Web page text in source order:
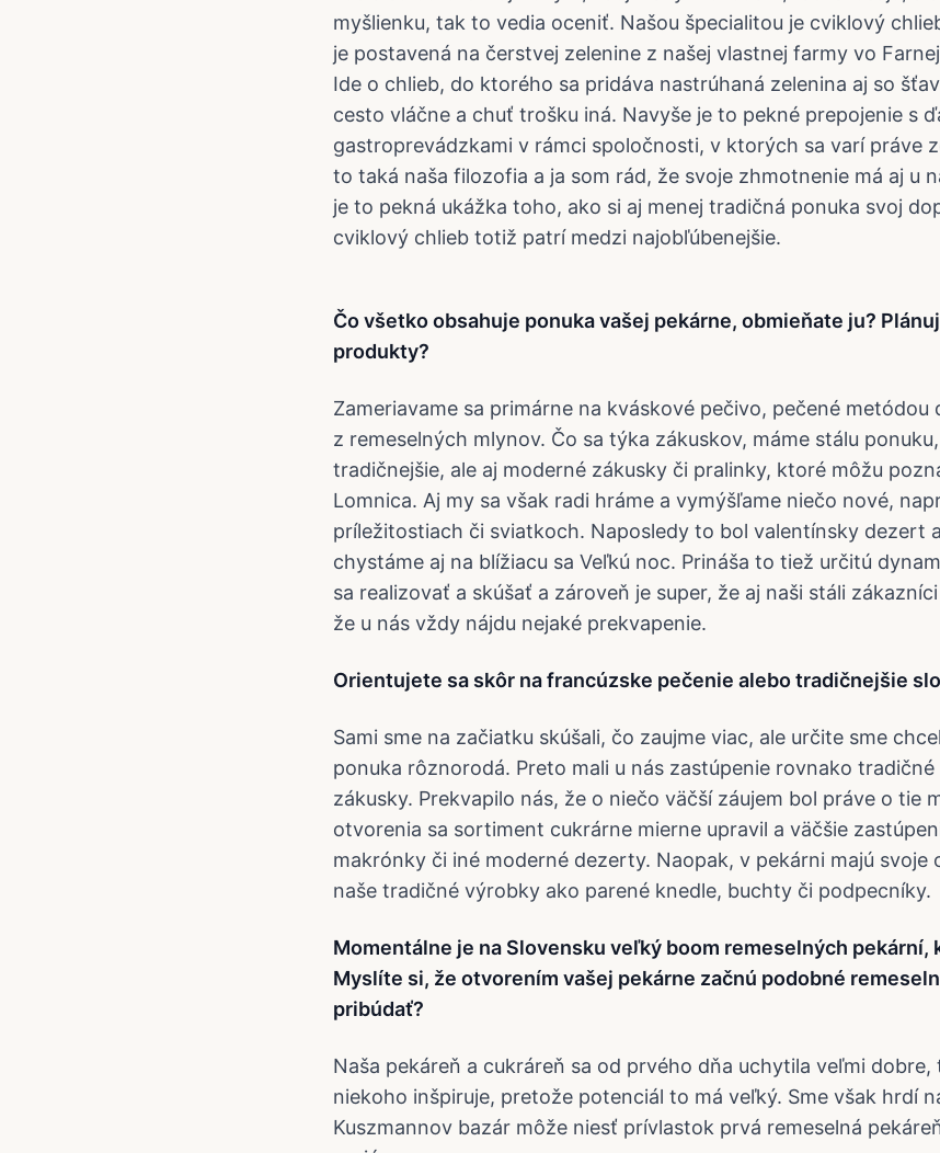
myšlienku, tak to vedia oceniť. Našou špecialitou je cviklový
je postavená na čerstvej zelenine z našej vlastnej farmy vo
Ide o chlieb, do ktorého sa pridáva nastrúhaná zelenina aj so
cesto vláčne a chuť trošku iná. Navyše je to pekné prepojenie s
gastroprevádzkami v rámci spoločnosti, v ktorých sa varí práve
to taká naša filozofia a ja som rád, že svoje zhmotnenie má aj u
je to pekná ukážka toho, ako si aj menej tradičná ponuka svoj
cviklový chlieb totiž patrí medzi najobľúbenejšie.
Čo všetko obsahuje ponuka vašej pekárne, obmieňate ju?
produkty?
Zameriavame sa primárne na kváskové pečivo, pečené metódou
z remeselných mlynov. Čo sa týka zákuskov, máme stálu
tradičnejšie, ale aj moderné zákusky či pralinky, ktoré môžu
Lomnica. Aj my sa však radi hráme a vymýšľame niečo nové,
príležitostiach či sviatkoch. Naposledy to bol valentínsky dezert
chystáme aj na blížiacu sa Veľkú noc. Prináša to tiež určitú
sa realizovať a skúšať a zároveň je super, že aj naši stáli
že u nás vždy nájdu nejaké prekvapenie.
Orientujete sa skôr na francúzske pečenie alebo tradičnejšie
Sami sme na začiatku skúšali, čo zaujme viac, ale určite sme
ponuka rôznorodá. Preto mali u nás zastúpenie rovnako tradičné
zákusky. Prekvapilo nás, že o niečo väčší záujem bol práve o tie
otvorenia sa sortiment cukrárne mierne upravil a väčšie
makrónky či iné moderné dezerty. Naopak, v pekárni majú svoje
naše tradičné výrobky ako parené knedle, buchty či podpecníky.
Momentálne je na Slovensku veľký boom remeselných pekární,
Myslíte si, že otvorením vašej pekárne začnú podobné
pribúdať?
Naša pekáreň a cukráreň sa od prvého dňa uchytila veľmi
niekoho inšpiruje, pretože potenciál to má veľký. Sme však hrdí
Kuszmannov bazár môže niesť prívlastok prvá remeselná